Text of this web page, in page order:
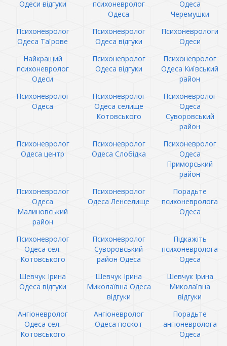
Одеси відгуки
психоневролог
Одеса
Одеса
Черемушки
Психоневролог
Одеса Таїрове
Психоневролог
Одеса відгуки
Психоневрологи
Одеси
Найкращий
психоневролог
Одеси
Психоневролог
Одеса відгуки
Психоневролог
Одеса Київський
район
Психоневролог
Одеса
Психоневролог
Одеса селище
Котовського
Психоневролог
Одеса
Суворовський
район
Психоневролог
Одеса центр
Психоневролог
Одеса Слобідка
Психоневролог
Одеса
Приморський
район
Психоневролог
Одеса
Малиновський
район
Психоневролог
Одеса Ленселище
Порадьте
психоневролога
Одеса
Психоневролог
Одеса сел.
Котовського
Психоневролог
Суворовський
район Одеса
Підкажіть
психоневролога
Одеса
Шевчук Ірина
Одеса відгуки
Шевчук Ірина
Миколаївна Одеса
відгуки
Шевчук Ірина
Миколаївна
відгуки
Ангіоневролог
Одеса сел.
Котовського
Ангіоневролог
Одеса поскот
Порадьте
ангіоневролога
Одеса